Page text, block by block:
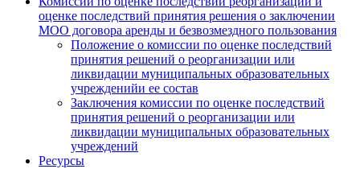
оценке последствий принятия решения о заключении
МОО договора аренды и безвозмездного пользования
Положение о комиссии по оценке последствий
принятия решений о реорганизации или
ликвидации муниципальных образовательных
учрежденийи ее состав
Заключения комиссии по оценке последствий
принятия решений о реорганизации или
ликвидации муниципальных образовательных
учреждений
Ресурсы